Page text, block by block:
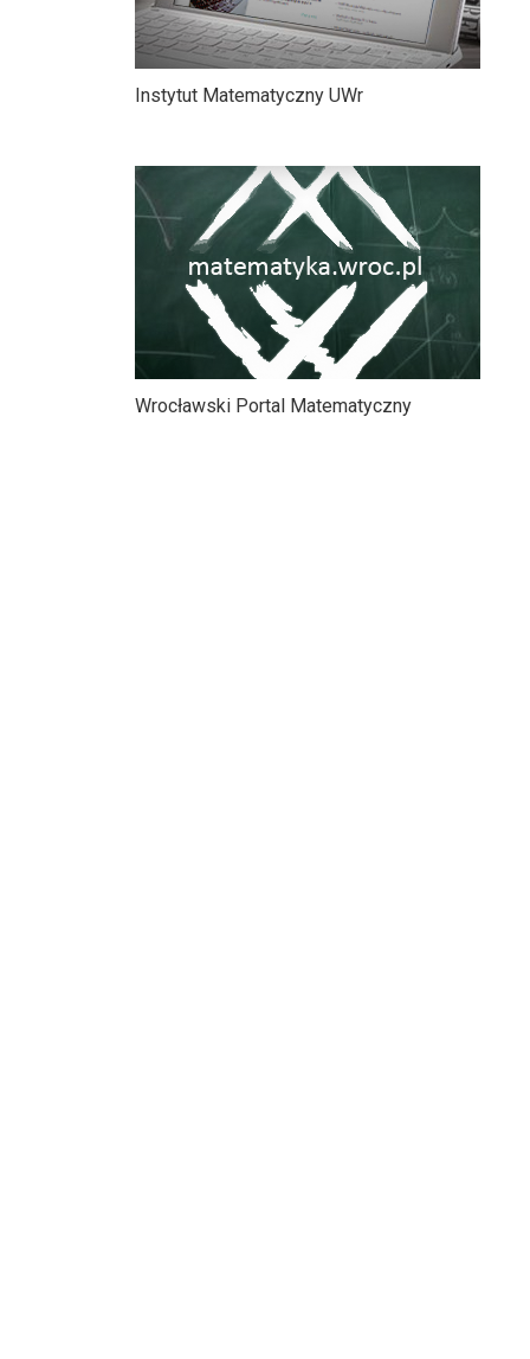
Instytut Matematyczny UWr
Wrocławski Portal Matematyczny